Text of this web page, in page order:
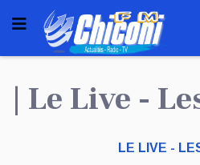
| Le Live -
LE LIVE -